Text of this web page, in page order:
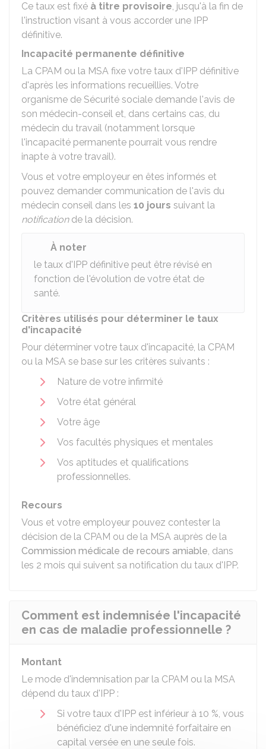
Ce taux est fixé à titre provisoire, jusqu'à la fin de
l'instruction visant à vous accorder une IPP
définitive.
Incapacité permanente définitive
La CPAM ou la MSA fixe votre taux d'IPP définitive
d'après les informations recueillies. Votre
organisme de Sécurité sociale demande l'avis de
son médecin-conseil et, dans certains cas, du
médecin du travail (notamment lorsque
l'incapacité permanente pourrait vous rendre
inapte à votre travail).
Vous et votre employeur en êtes informés et
pouvez demander communication de l'avis du
médecin conseil dans les 10 jours suivant la
notificationde la décision.
À noter
le taux d'IPP définitive peut être révisé en
fonction de l'évolution de votre état de
santé.
Critères utilisés pour déterminer le taux
d'incapacité
Pour déterminer votre taux d'incapacité, la CPAM
ou la MSA se base sur les critères suivants :
Nature de votre infirmité
Votre état général
Votre âge
Vos facultés physiques et mentales
Vos aptitudes et qualifications
professionnelles.
Recours
Vous et votre employeur pouvez contester la
décision de la CPAM ou de la MSA auprès de la
Commission médicale de recours amiable, dans
les 2 mois qui suivent sa notification du taux d'IPP.
Comment est indemnisée l'incapacité
en cas de maladie professionnelle ?
Montant
Le mode d'indemnisation par la CPAM ou la MSA
dépend du taux d'IPP :
Si votre taux d'IPP est inférieur à 10 %, vous
bénéficiez d'une indemnité forfaitaire en
capital versée en une seule fois.